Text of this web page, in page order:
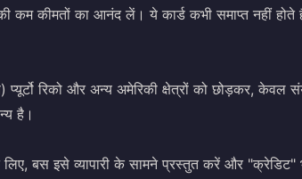
की कम कीमतों का आनंद लें। ये कार्ड कभी समाप्त नहीं
प्यूर्टो रिको और अन्य अमेरिकी क्षेत्रों को छोड़कर, केवल
है।
बस इसे व्यापारी के सामने प्रस्तुत करें और "क्रेडिट"